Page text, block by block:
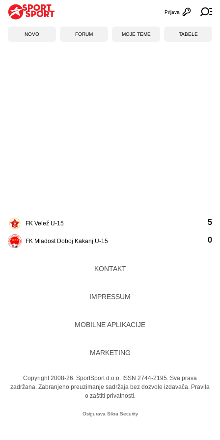
Otvori
Prijava
NOVO FORUM MOJE TEME TABELE
FK Velež U-15
FK Mladost Doboj Kakanj U-15
5
0
KONTAKT
IMPRESSUM
MOBILNE APLIKACIJE
MARKETING
Copyright 2008-26. SportSport d.o.o. ISSN 2744-2195. Sva prava
zadržana. Zabranjeno preuzimanje sadržaja bez dozvole izdavača. Pravila
o zaštiti privatnosti.
Osigurava Sikra Security